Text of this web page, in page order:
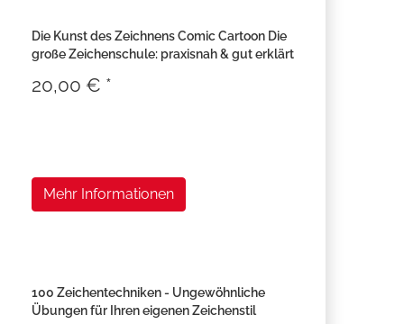
Die Kunst des Zeichnens Comic Cartoon Die
große Zeichenschule: praxisnah & gut erklärt
20,00 € *
Mehr Informationen
100 Zeichentechniken - Ungewöhnliche
Übungen für Ihren eigenen Zeichenstil